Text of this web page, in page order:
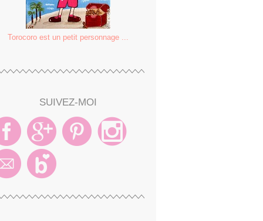
Torocoro est un petit personnage ...
SUIVEZ-MOI